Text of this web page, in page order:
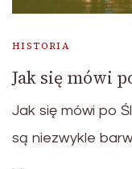
HISTORIA
Jak się mówi
Jak się mówi po
są niezwykle
…